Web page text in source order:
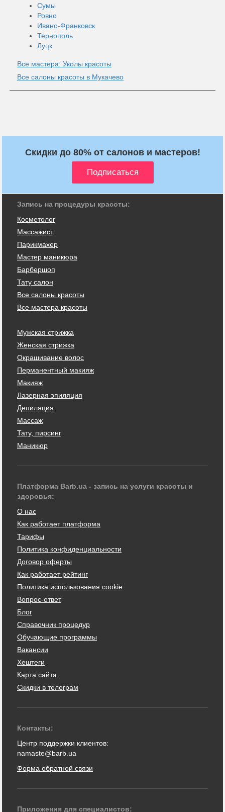
Сумы
Ровно
Ивано-Франковск
Тернополь
Луцк
Все мастера: Уколы красоты
Все салоны красоты в Мукачево
Скидки до 80% от салонов и мастеров!
Запись на процедуры красоты:
Косметолог
Массажист
Парикмахер
Мастер маникюра
Барбершоп
Тату салон
Все салоны красоты
Все мастера красоты
Мужская стрижка
Женская стрижка
Окрашивание волос
Перманентный макияж
Макияж
Лазерная эпиляция
Депиляция
Массаж
Тату, пирсинг
Маникюр
Платформа Barb.ua - запись на услуги красоты и
здоровья:
О нас
Как работает платформа
Тарифы
Политика конфиденциальности
Договор оферты
Как работает рейтинг
Политика использования cookie
Вопрос-ответ
Блог
Справочник процедур
Обучающие программы
Вакансии
Хештеги
Карта сайта
Скидки в телеграм
Контакты:
Центр поддержки клиентов:
namaste@barb.ua
Форма обратной связи
Приложения для специалистов: